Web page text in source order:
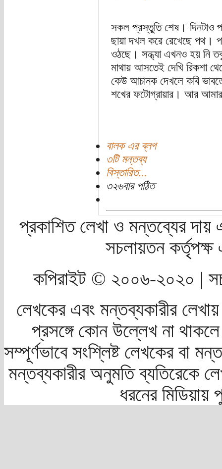
সকল প্রস্তুতি শেষ। দিনটাও
ছায়া দখল করে রেখেছে পথ।
ওঠছে। সন্ধ্যা এখনও হয় নি
মাথায় আসতেই দেখি রিকশা
কেউ আচানক দেখলে কবি
শখের ফটোগ্রায়ার। আর
বালক এর ব্লগ
৩টি মন্তব্য
বিস্তারিত...
৩২৬বার পঠিত
প্রকাশিত লেখা ও মন্তব্যের দায়
সচলায়তন
কপিরাইট © ২০০৬-২০২০ |
লেখকের এবং মন্তব্যকারীর
প্রসঙ্গে কোন উল্লেখ না
সম্পূর্ণভাবে সংশ্লিষ্ট লেখকের বা
মন্তব্যকারীর অনুমতি ব্যতিরেকে
ধরনের মিডিয়ায়